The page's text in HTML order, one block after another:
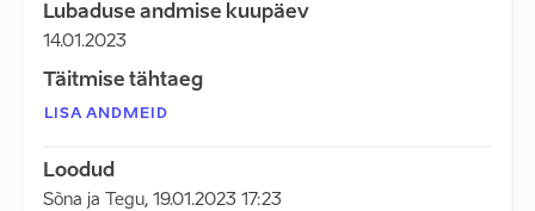
Lubaduse andmise kuupäev
14.01.2023
Täitmise tähtaeg
LISA ANDMEID
Loodud
Sõna ja Tegu, 19.01.2023 17:23